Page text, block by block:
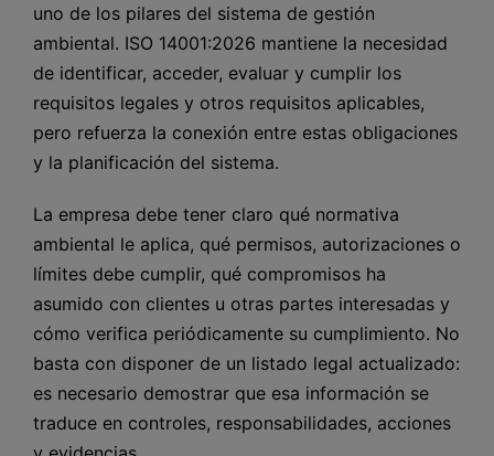
uno de los pilares del sistema de gestión
ambiental. ISO 14001:2026 mantiene la necesidad
de identificar, acceder, evaluar y cumplir los
requisitos legales y otros requisitos aplicables,
pero refuerza la conexión entre estas obligaciones
y la planificación del sistema.
La empresa debe tener claro qué normativa
ambiental le aplica, qué permisos, autorizaciones o
límites debe cumplir, qué compromisos ha
asumido con clientes u otras partes interesadas y
cómo verifica periódicamente su cumplimiento. No
basta con disponer de un listado legal actualizado:
es necesario demostrar que esa información se
traduce en controles, responsabilidades, acciones